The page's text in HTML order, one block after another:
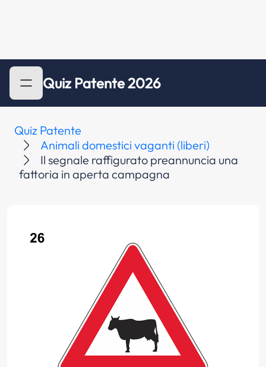
Quiz Patente 2026
Quiz Patente
Animali domestici vaganti (liberi)
Il segnale raffigurato preannuncia una
fattoria in aperta campagna